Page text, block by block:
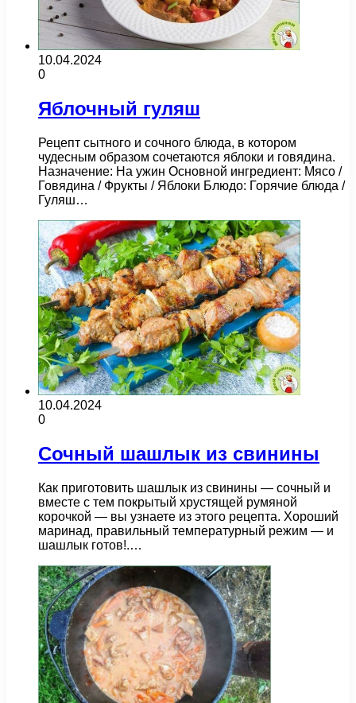
10.04.2024
0
Яблочный гуляш
Рецепт сытного и сочного блюда, в котором
чудесным образом сочетаются яблоки и говядина.
Назначение: На ужин Основной ингредиент: Мясо /
Говядина / Фрукты / Яблоки Блюдо: Горячие блюда /
Гуляш…
10.04.2024
0
Сочный шашлык из свинины
Как приготовить шашлык из свинины — сочный и
вместе с тем покрытый хрустящей румяной
корочкой — вы узнаете из этого рецепта. Хороший
маринад, правильный температурный режим — и
шашлык готов!.…